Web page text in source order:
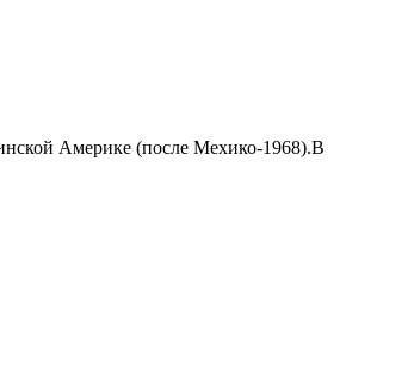
Америке (после Мехико-1968).В